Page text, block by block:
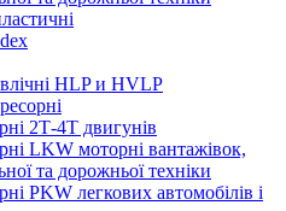
HLP и HVLP
2Т-4Т двигунів
LKW моторні вантажівок,
та дорожньої техніки
PKW легкових автомобілів і